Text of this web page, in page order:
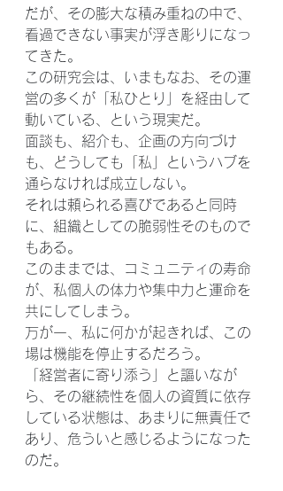
だが、その膨大な積み重ねの中で、
看過できない事実が浮き彫りになっ
てきた。
この研究会は、いまもなお、その運
営の多くが「私ひとり」を経由して
動いている、という現実だ。
面談も、紹介も、企画の方向づけ
も、どうしても「私」というハブを
通らなければ成立しない。
それは頼られる喜びであると同時
に、組織としての脆弱性そのもので
もある。
このままでは、コミュニティの寿命
が、私個人の体力や集中力と運命を
共にしてしまう。
万が一、私に何かが起きれば、この
場は機能を停止するだろう。
「経営者に寄り添う」と謳いなが
ら、その継続性を個人の資質に依存
している状態は、あまりに無責任で
あり、危ういと感じるようになった
のだ。